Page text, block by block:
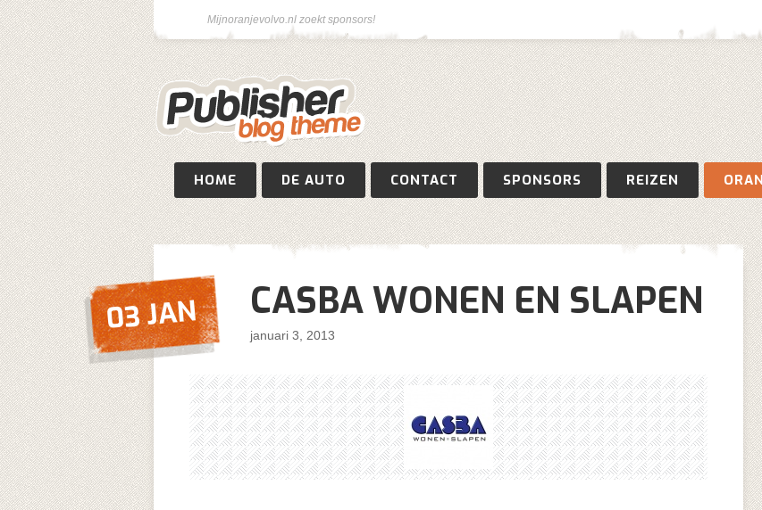
Mijnoranjevolvo.nl zoekt sponsors!
HOME DE AUTO CONTACT SPONSORS REIZEN
03 JAN CASBA WONEN EN SLAPEN
januari 3, 2013
Gebruikersnaam
Wachtwoord
Onthoud mij
Wachtwoord vergeten?
Gebruikersnaam vergeten?
Log in with Facebook